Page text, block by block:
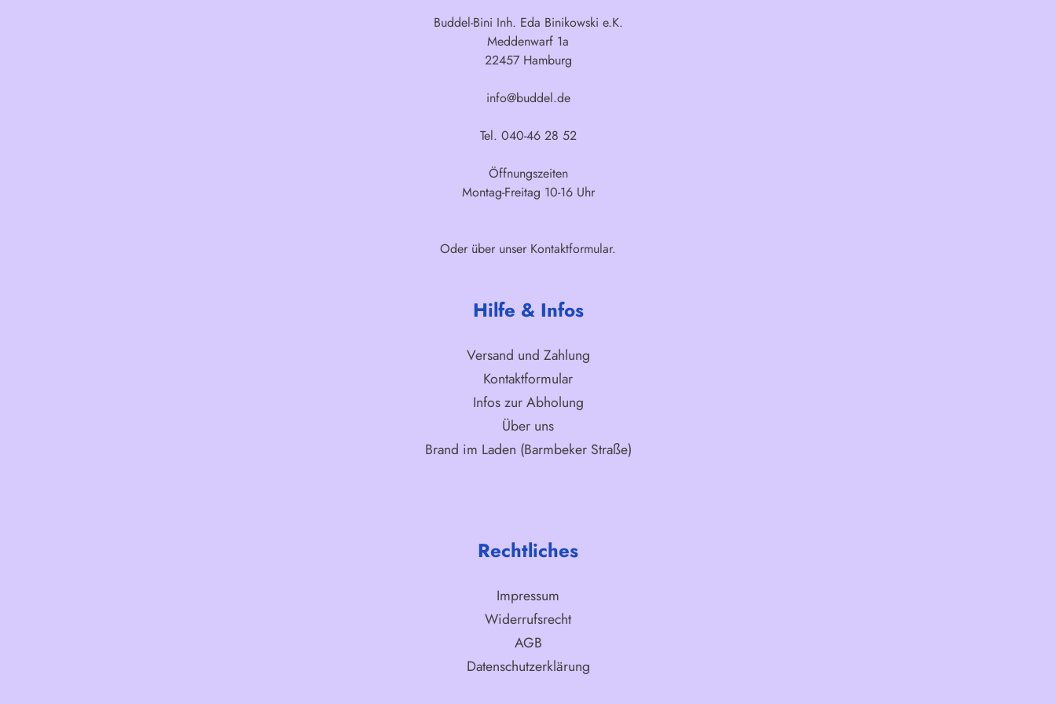
Buddel-Bini Inh. Eda Binikowski e.K.
Meddenwarf 1a
22457 Hamburg
info@buddel.de
Tel. 040-46 28 52
Öffnungszeiten
Montag-Freitag 10-16 Uhr
Oder über unser Kontaktformular.
Hilfe & Infos
Versand und Zahlung
Kontaktformular
Infos zur Abholung
Über uns
Brand im Laden (Barmbeker Straße)
Rechtliches
Impressum
Widerrufsrecht
AGB
Datenschutzerklärung